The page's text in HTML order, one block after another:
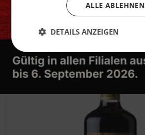
Bier des Monats
ALLE ABLEHNEN
DETAILS ANZEIGEN